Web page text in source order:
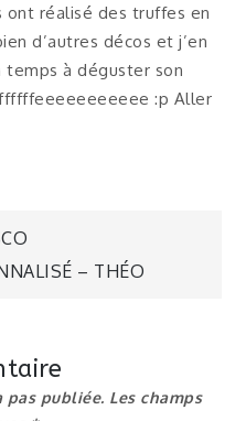
ont réalisé des truffes en
d’autres décos et j’en
temps à déguster son
:p Aller
– THÉO
pas publiée. Les champs